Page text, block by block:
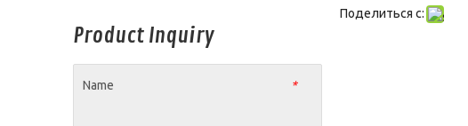
Product Inquiry
*
Name
Поделиться с: